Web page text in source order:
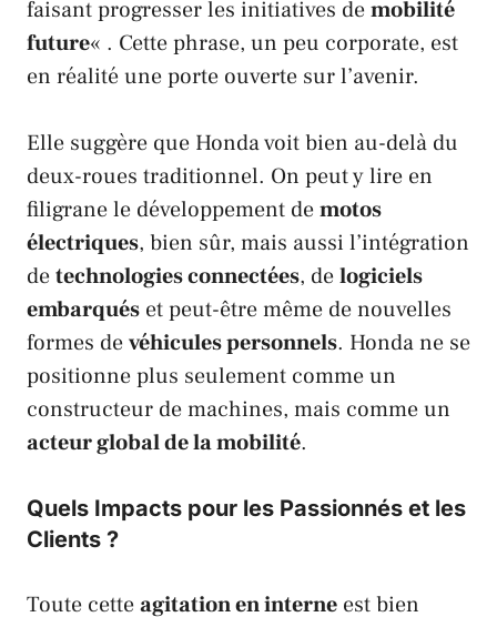
faisant progresser les initiatives demobilité
future« . Cette phrase, un peu corporate, est
en réalité une porte ouverte sur l’avenir.
Elle suggère que Hondavoit bien au-delà du
deux-roues traditionnel. On peut y lire en
filigrane le développement demotos
électriques, bien sûr, mais aussi l’intégration
detechnologies connectées, delogiciels
embarqués et peut-être même de nouvelles
formes devéhicules personnels. Hondane se
positionne plus seulement comme un
constructeur de machines, mais comme un
acteur global de la mobilité.
Quels Impacts pour les Passionnés et les
Clients ?
Toute cetteagitation en interne est bien